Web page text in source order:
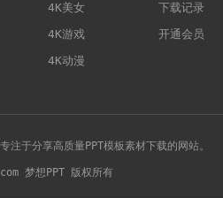
4K美女
4K游戏
4K动漫
下载记录
开通会员
注于分享高质量PPT模板素材下载的网站。
梦想PPT 版权所有